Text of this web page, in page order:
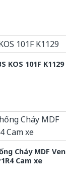
KOS 101F K1129
Cháy MDF
Cam xe